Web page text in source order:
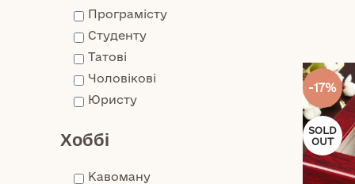
Програмісту
Студенту
Татові
Чоловікові
Юристу
Хоббі
Кавоману
-17%
SOLD
OUT